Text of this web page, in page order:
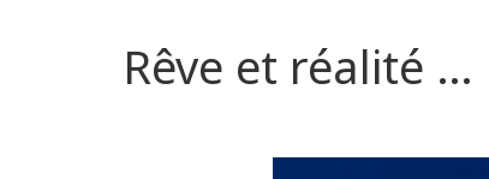
Rêve et réalité …